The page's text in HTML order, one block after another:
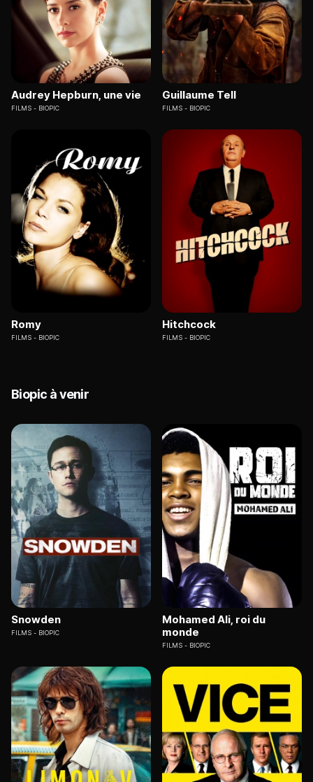
Audrey Hepburn, une vie
FILMS BIOPIC
Guillaume Tell
FILMS BIOPIC
Romy
FILMS BIOPIC
Hitchcock
FILMS BIOPIC
Biopic à venir
Snowden
FILMS BIOPIC
Mohamed Ali, roi du
monde
FILMS BIOPIC